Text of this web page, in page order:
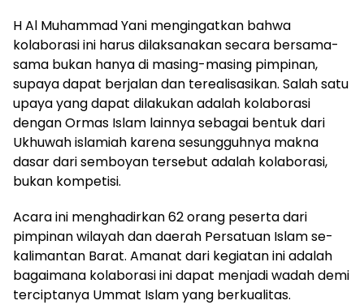
H Al Muhammad Yani mengingatkan bahwa
kolaborasi ini harus dilaksanakan secara bersama-
sama bukan hanya di masing-masing pimpinan,
supaya dapat berjalan dan terealisasikan. Salah satu
upaya yang dapat dilakukan adalah kolaborasi
dengan Ormas Islam lainnya sebagai bentuk dari
Ukhuwah islamiah karena sesungguhnya makna
dasar dari semboyan tersebut adalah kolaborasi,
bukan kompetisi.
Acara ini menghadirkan 62 orang peserta dari
pimpinan wilayah dan daerah Persatuan Islam se-
kalimantan Barat. Amanat dari kegiatan ini adalah
bagaimana kolaborasi ini dapat menjadi wadah demi
terciptanya Ummat Islam yang berkualitas.